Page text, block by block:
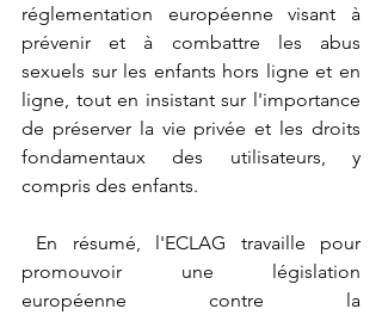
réglementation européenne visant à
prévenir et à combattre les abus
sexuels sur les enfants hors ligne et en
ligne, tout en insistant sur l'importance
de préserver la vie privée et les droits
fondamentaux des utilisateurs, y
compris des enfants.
promouvoir une législation
européenne contre la